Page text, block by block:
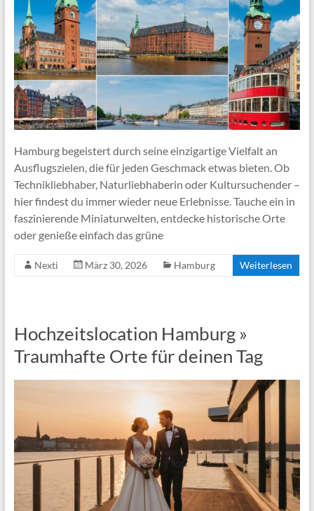
Hamburg begeistert durch seine einzigartige Vielfalt an
Ausflugszielen, die für jeden Geschmack etwas bieten. Ob
Technikliebhaber, Naturliebhaberin oder Kultursuchender –
hier findest du immer wieder neue Erlebnisse. Tauche ein in
faszinierende Miniaturwelten, entdecke historische Orte
oder genieße einfach das grüne
Nexti März 30, 2026 Hamburg Weiterlesen
Hochzeitslocation Hamburg »
Traumhafte Orte für deinen Tag